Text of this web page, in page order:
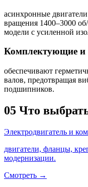
асинхронные
вращения 1400–3000
модели с усиленной
Комплектующие
обеспечивают
валов, предотвращая
подшипников.
05 Что
Электродвигатель и
двигатели, фланцы,
модернизации.
Смотреть →